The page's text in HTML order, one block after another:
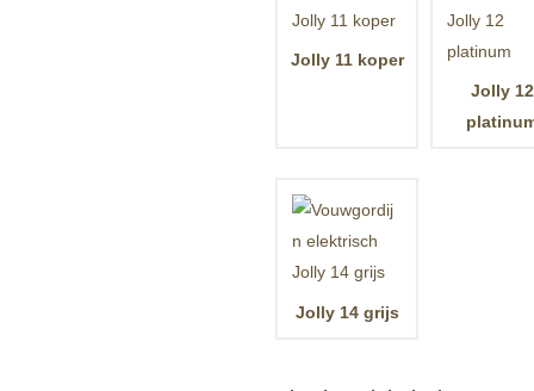
Jolly 11 koper
Jolly 12
Jolly 14 grijs